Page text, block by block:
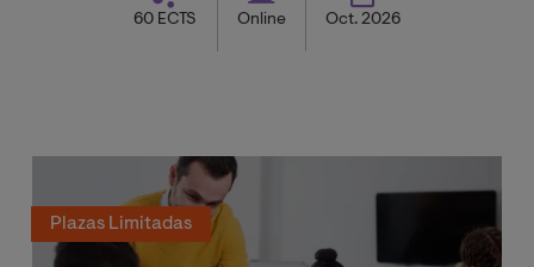
60 ECTS Online Oct. 2026
Plazas Limitadas